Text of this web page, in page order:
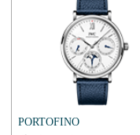
PORTOFINO